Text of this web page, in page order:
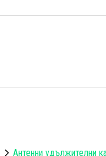
Антенни удължителни